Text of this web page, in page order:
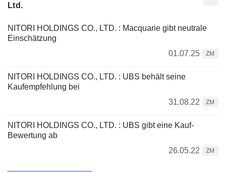
Ltd.
NITORI HOLDINGS CO., LTD. : Macquarie gibt neutrale
Einschätzung
01.07.25
ZM
NITORI HOLDINGS CO., LTD. : UBS behält seine
Kaufempfehlung bei
31.08.22
ZM
NITORI HOLDINGS CO., LTD. : UBS gibt eine Kauf-
Bewertung ab
26.05.22
ZM